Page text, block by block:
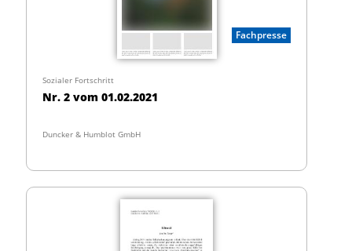
Fachpresse
Sozialer Fortschritt
Nr. 2 vom 01.02.2021
Duncker & Humblot GmbH